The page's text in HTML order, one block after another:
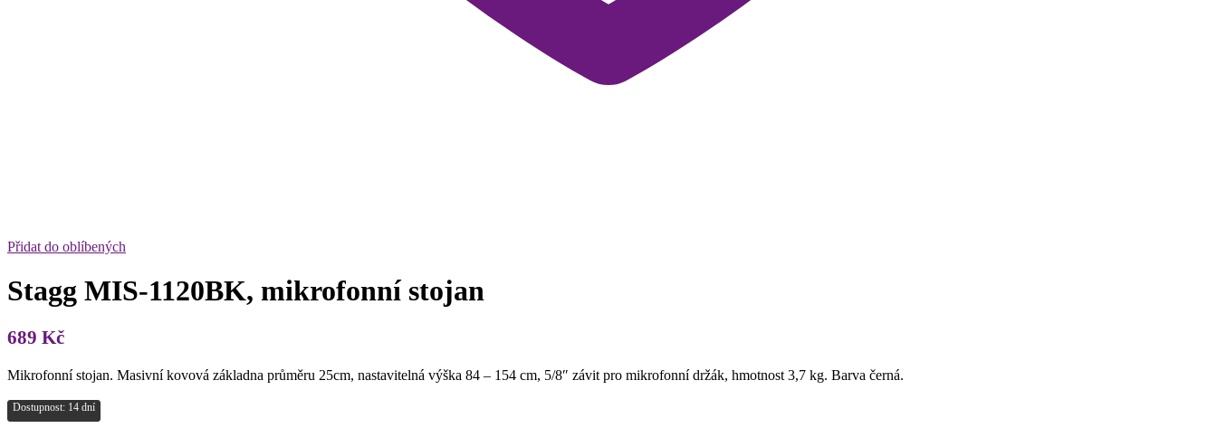
Přidat do oblíbených
Stagg MIS-1120BK, mikrofonní stojan
689 Kč
Mikrofonní stojan. Masivní kovová základna průměru 25cm, nastavitelná výška 84 – 154 cm, 5/8″ závit pro mikrofonní držák, hmotnost 3,7 kg. Barva černá.
Dostupnost: 14 dní